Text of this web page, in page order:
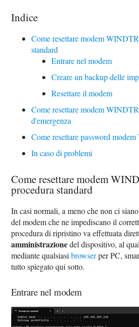
Indice
Come resettare modem
standard
Entrare nel modem
Creare un backup delle
Resettare il modem
Come resettare modem
d'emergenza
Come resettare password
In caso di problemi
Come resettare modem
procedura standard
In casi normali, a meno che non ci
del modem che ne impediscano il
procedura di ripristino va effettuata
amministrazionedel dispositivo, al
mediante qualsiasibrowserper PC,
tutto spiegato qui sotto.
Entrare nel modem